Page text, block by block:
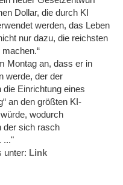
Dollar, die durch KI
werden, das Leben
nur dazu, die reichsten
Montag an, dass er in
werde, der der
Einrichtung eines
an den größten KI-
wodurch
der sich rasch
..."
unter: Link